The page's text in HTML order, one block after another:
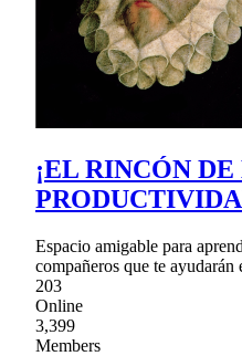
¡EL RINCÓN
Espacio amigable para
compañeros que te ayudarán
203
Online
3,399
Members